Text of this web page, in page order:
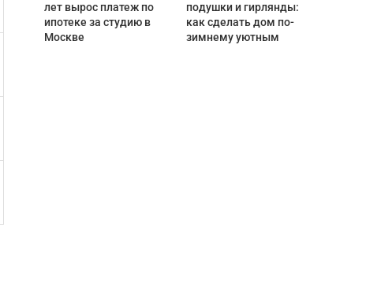
лет вырос платеж по
ипотеке за студию в
Москве
подушки и гирлянды:
как сделать дом по-
зимнему уютным